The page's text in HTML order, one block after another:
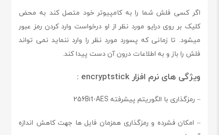
اگر کسی فلش شما را به کامپیوتر خود متصل کند به محض
کلیک بر روی درایو مورد نظر از او درخواست وارد کردن رمز عبور
میشود. تا زمانی که پسورد مورد نظر را وارد ننماید نمی تواند
فلش را باز و به اطلاعات درون آن دست پیدا کند.
ویژگی های نرم افزار encryptstick :
– رمزگذاری با الگوریتم پیشرفته 256Bit-AES
– امکان فشرده و رمزگذاری همزمان فایل ها جهت کاهش اندازه